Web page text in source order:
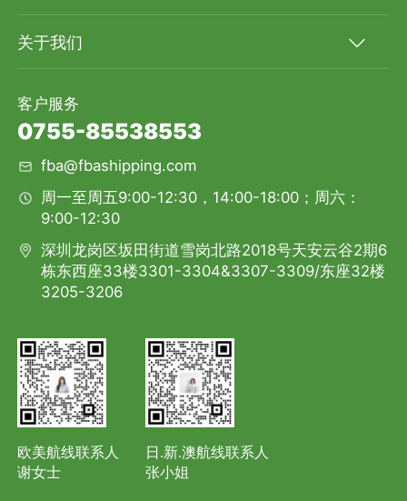
关于我们
客户服务
0755-85538553
fba@fbashipping.com
周一至周五9:00-12:30，14:00-18:00；周六：
9:00-12:30
深圳龙岗区坂田街道雪岗北路2018号天安云谷2期6
栋东西座33楼3301-3304&3307-3309/东座32楼
3205-3206
欧美航线联系人
谢女士
日.新.澳航线联系人
张小姐